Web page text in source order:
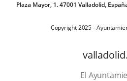
Plaza Mayor, 1. 47001 Valladolid,
Copyright 2025 -
El